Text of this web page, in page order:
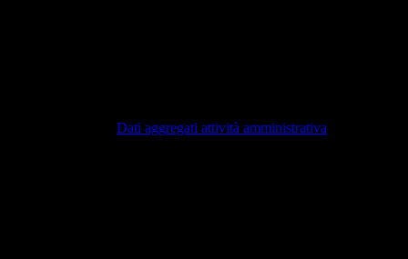
Dati aggregati attività amministrativa